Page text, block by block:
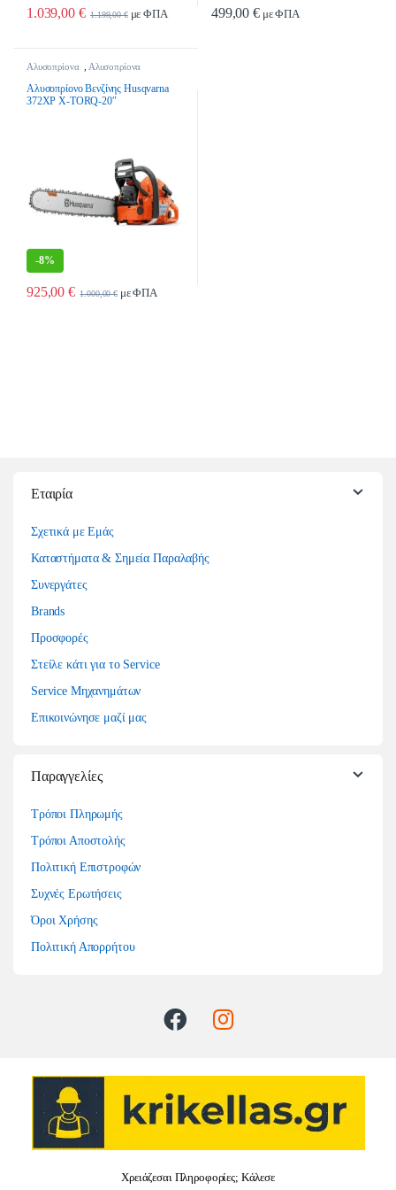
1.039,00 € 1.199,00€με ΦΠΑ 499,00€με ΦΠΑ
Αλυσοπρίονα
Αλυσοπρίονα
Γεωργικά Εργαλεία
Αλυσοπρίονο Βενζίνης Husqvarna
372XP X-TORQ-20″
-8%
925,00€ 1.000,00€ με ΦΠΑ
Εταιρία
Σχετικά με Εμάς
Καταστήματα & Σημεία Παραλαβής
Συνεργάτες
Brands
Προσφορές
Στείλε κάτι για το Service
Service Μηχανημάτων
Επικοινώνησε μαζί μας
Παραγγελίες
Τρόποι Πληρωμής
Τρόποι Αποστολής
Πολιτική Επιστροφών
Συχνές Ερωτήσεις
Όροι Χρήσης
Πολιτική Απορρήτου
Χρειάζεσαι Πληροφορίες; Κάλεσε